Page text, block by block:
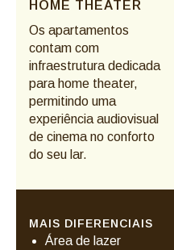
HOME THEATER
Os apartamentos
contam com
infraestrutura dedicada
para home theater,
permitindo uma
experiência audiovisual
de cinema no conforto
do seu lar.
MAIS DIFERENCIAIS
Área de lazer